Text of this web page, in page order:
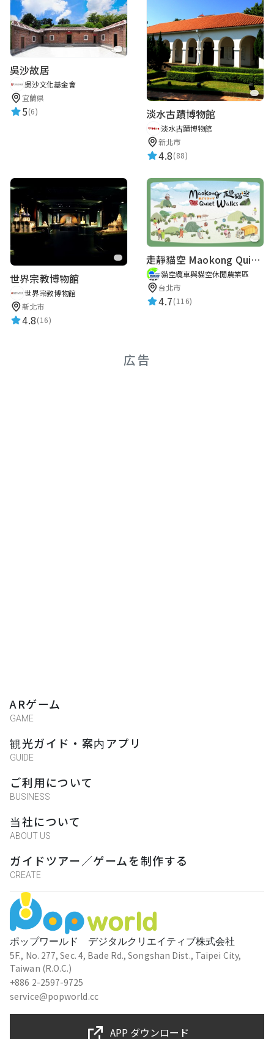
吳沙故居
吳沙文化基金會
宜蘭県
5(6) 淡水古蹟博物館
淡水古蹟博物館
新北市
4.8(88)
世界宗教博物館
世界宗教博物館
新北市
4.8(16)
走靜貓空 Maokong Quiet Walks
貓空纜車與貓空休閒農業區
台北市
4.7(116)
広告
ポップワールド デジタルクリエイティブ株式会社
5F., No. 277, Sec. 4, Bade Rd., Songshan Dist., Taipei City,
Taiwan (R.O.C.)
+886 2-2597-9725
service@popworld.cc
ARゲーム
GAME
観光ガイド・案内アプリ
GUIDE
ご利用について
BUSINESS
当社について
ABOUT US
ガイドツアー／ゲームを制作する
CREATE
APP ダウンロード